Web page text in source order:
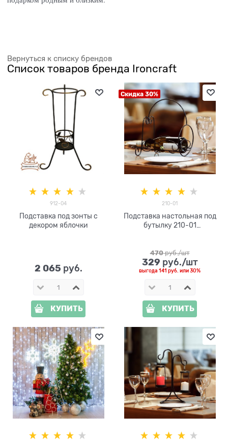
Вернуться к списку брендов
Список товаров бренда Ironcraft
912-04
Подставка под зонты с
декором яблочки
2 065 руб.
КУПИТЬ
Скидка 30%
210-01
Подставка настольная под
бутылку 210-01
470 руб./шт
329 руб./шт
выгода 141 руб. или30%
КУПИТЬ